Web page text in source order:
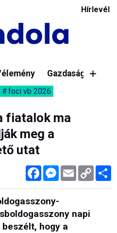
Hírlevél
Gazdaság
foci vb 2026
fiatalok ma
meg a
utat
FacebookMessenger
Email Copy
Link
napi
hogy a